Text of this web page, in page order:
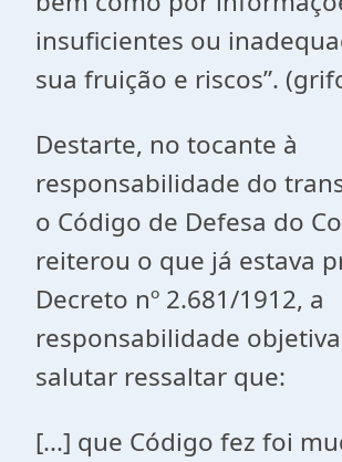
insuficientes ou
sua fruição e riscos”.
Destarte, no tocante à
responsabilidade do
o Código de Defesa do
reiterou o que já estava
Decreto nº 2.681/1912, a
responsabilidade
salutar ressaltar que:
[...] que Código fez foi